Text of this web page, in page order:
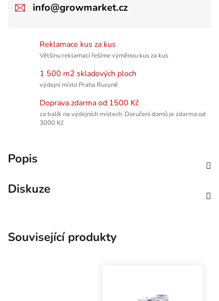
info@growmarket.cz
Reklamace kus za kus
Většinu reklamací řešíme výměnou kus za kus
1 500 m2 skladových ploch
výdejní místo Praha Ruzyně
Doprava zdarma od 1500 Kč
za balík na výdejních místech. Doručení domů je zdarma od
3000 Kč
Popis
Diskuze
Související produkty